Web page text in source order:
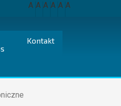
A A A A A A
Kontakt